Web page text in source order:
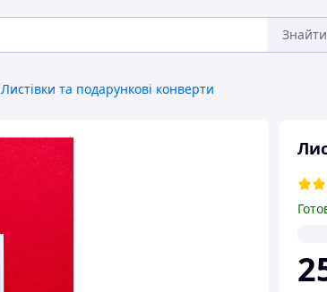
Знайти
Листівки та подарункові конверти